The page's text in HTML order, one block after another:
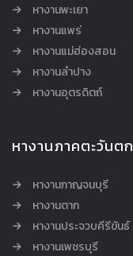
หางานพะเยา
หางานแพร่
หางานแม่ฮ่องสอน
หางานลำปาง
หางานอุตรดิตถ์
หางานภาคตะวันตก
หางานกาญจนบุรี
หางานตาก
หางานประจวบคีรีขันธ์
หางานเพชรบุรี